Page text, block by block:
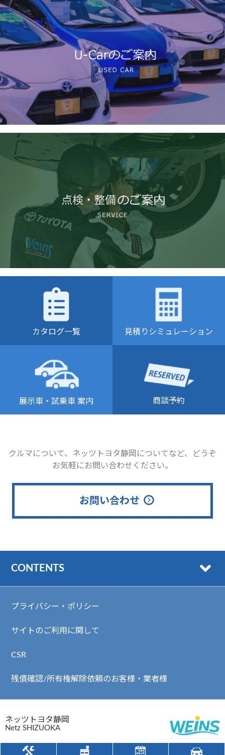
カタログ一覧 見積りシミュレーション
展示車・試乗車 案内 商談予約
クルマについて、ネッツトヨタ静岡についてなど、どうぞ
お気軽にお問い合わせください。
お問い合わせ
CONTENTS
プライバシー・ポリシー
サイトのご利用に関して
CSR
残債確認/所有権解除依頼のお客様・業者様
ネッツトヨタ静岡
Netz SHIZUOKA
静岡県公安委員会 古物許可番号 第491070161301号